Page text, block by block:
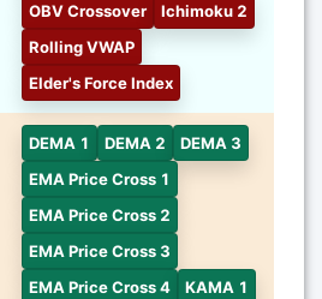
OBV Crossover
Ichimoku 2
Rolling VWAP
Elder's Force Index
DEMA 1 DEMA 2
DEMA 3
EMA Price Cross 1
EMA Price Cross 2
EMA Price Cross 3
EMA Price Cross 4
KAMA 1